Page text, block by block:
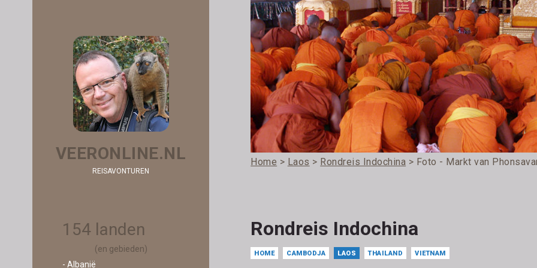
VEERONLINE.NL
REISAVONTUREN
154 landen
(en gebieden)
- Albanië
Home > Laos > Rondreis Indochina > Foto - Markt van
Rondreis Indochina
HOME CAMBODJA LAOS THAILAND VIETNAM